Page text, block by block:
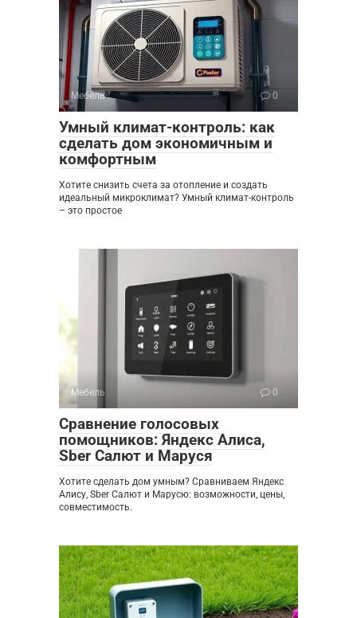
Мебель 0
Умный климат-контроль: как
сделать дом экономичным и
комфортным
Хотите снизить счета за отопление и создать
идеальный микроклимат? Умный климат-контроль
– это простое
Мебель 0
Сравнение голосовых
помощников: Яндекс Алиса,
Sber Салют и Маруся
Хотите сделать дом умным? Сравниваем Яндекс
Алису, Sber Салют и Марусю: возможности, цены,
совместимость.